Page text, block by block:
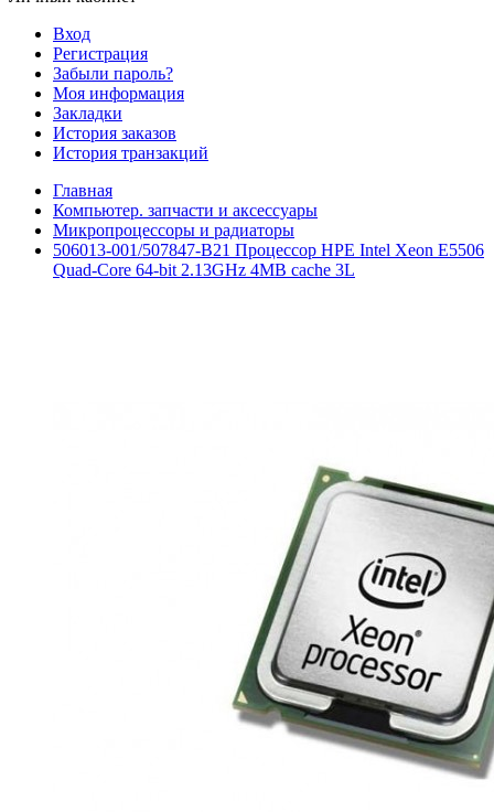
Вход
Регистрация
Забыли пароль?
Моя информация
Закладки
История заказов
История транзакций
Главная
Компьютер. запчасти и аксессуары
Микропроцессоры и радиаторы
506013-001/507847-B21 Процессор HPE Intel Xeon E5506
Quad-Core 64-bit 2.13GHz 4MB cache 3L